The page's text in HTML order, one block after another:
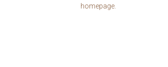
homepage.